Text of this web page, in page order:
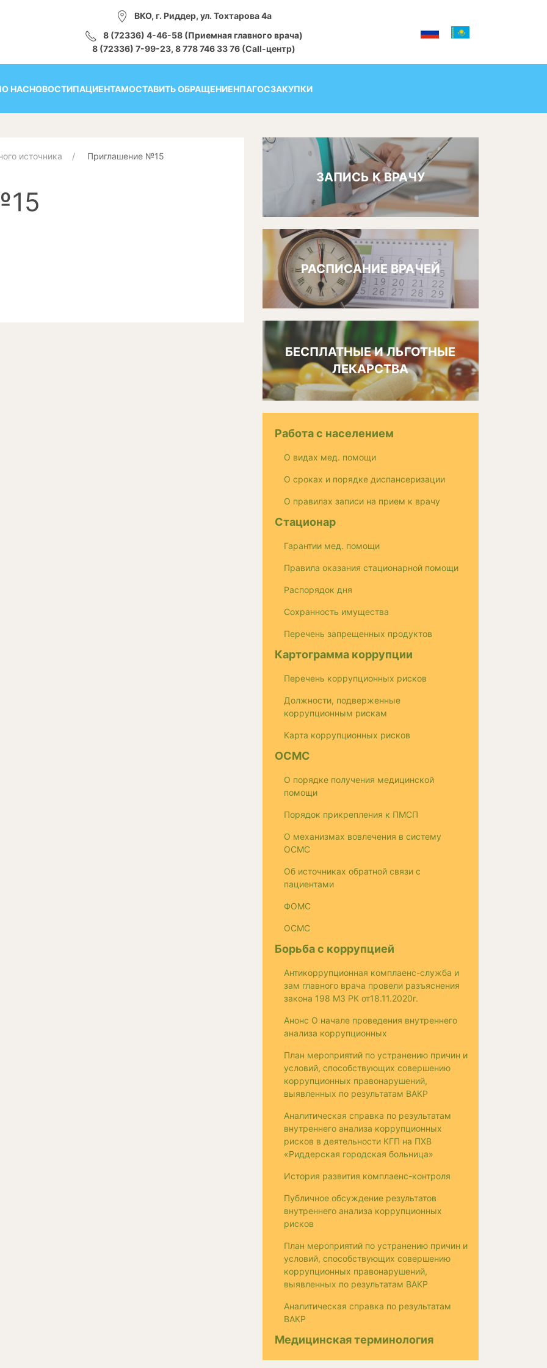
ВКО, г. Риддер, ул. Тохтарова 4а
8 (72336) 4-46-58 (Приемная главного врача)
8 (72336) 7-99-23, 8 778 746 33 76 (Call-центр)
О НАСНОВОСТИПАЦИЕНТАМОСТАВИТЬ ОБРАЩЕНИЕНПАГОСЗАКУПКИ
источника Приглашение №15
ЗАПИСЬ К ВРАЧУ
РАСПИСАНИЕ ВРАЧЕЙ
БЕСПЛАТНЫЕ И ЛЬГОТНЫЕ
ЛЕКАРСТВА
Работа с населением
О видах мед. помощи
О сроках и порядке диспансеризации
О правилах записи на прием к врачу
Стационар
Гарантии мед. помощи
Правила оказания стационарной помощи
Распорядок дня
Сохранность имущества
Перечень запрещенных продуктов
Картограмма коррупции
Перечень коррупционных рисков
Должности, подверженные
коррупционным рискам
Карта коррупционных рисков
ОСМС
О порядке получения медицинской
помощи
Порядок прикрепления к ПМСП
О механизмах вовлечения в систему
ОСМС
Об источниках обратной связи с
пациентами
ФОМС
ОСМС
Борьба с коррупцией
Антикоррупционная комплаенс-служба и
зам главного врача провели разъяснения
закона 198 МЗ РК от18.11.2020г.
Анонс О начале проведения внутреннего
анализа коррупционных
План мероприятий по устранению причин и
условий, способствующих совершению
коррупционных правонарушений,
выявленных по результатам ВАКР
Аналитическая справка по результатам
внутреннего анализа коррупционных
рисков в деятельности КГП на ПХВ
«Риддерская городская больница»
История развития комплаенс-контроля
Публичное обсуждение результатов
внутреннего анализа коррупционных
рисков
План мероприятий по устранению причин и
условий, способствующих совершению
коррупционных правонарушений,
выявленных по результатам ВАКР
Аналитическая справка по результатам
ВАКР
Медицинская терминология